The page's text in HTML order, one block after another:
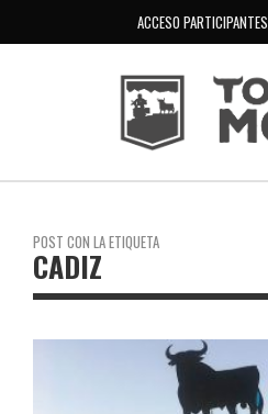
ACCESO PARTICIPANTES
POST CON LA ETIQUETA
CADIZ